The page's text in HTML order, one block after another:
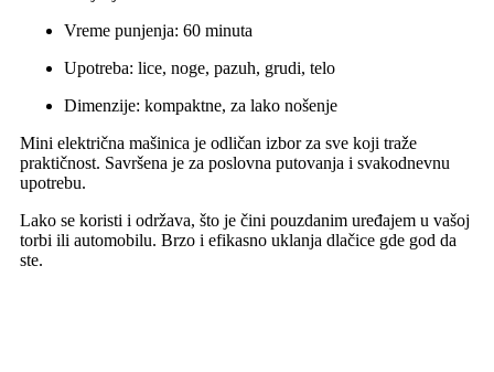
Vreme punjenja: 60 minuta
Upotreba: lice, noge, pazuh, grudi, telo
Dimenzije: kompaktne, za lako nošenje
Mini električna mašinica je odličan izbor za sve koji traže
praktičnost. Savršena je za poslovna putovanja i svakodnevnu
upotrebu.
Lako se koristi i održava, što je čini pouzdanim uređajem u vašoj
torbi ili automobilu. Brzo i efikasno uklanja dlačice gde god da
ste.